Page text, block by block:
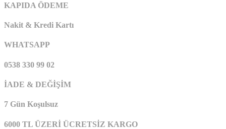
KAPIDA ÖDEME
Nakit & Kredi Kartı
WHATSAPP
0538 330 99 02
İADE & DEĞİŞİM
7 Gün Koşulsuz
6000 TL ÜZERİ ÜCRETSİZ KARGO